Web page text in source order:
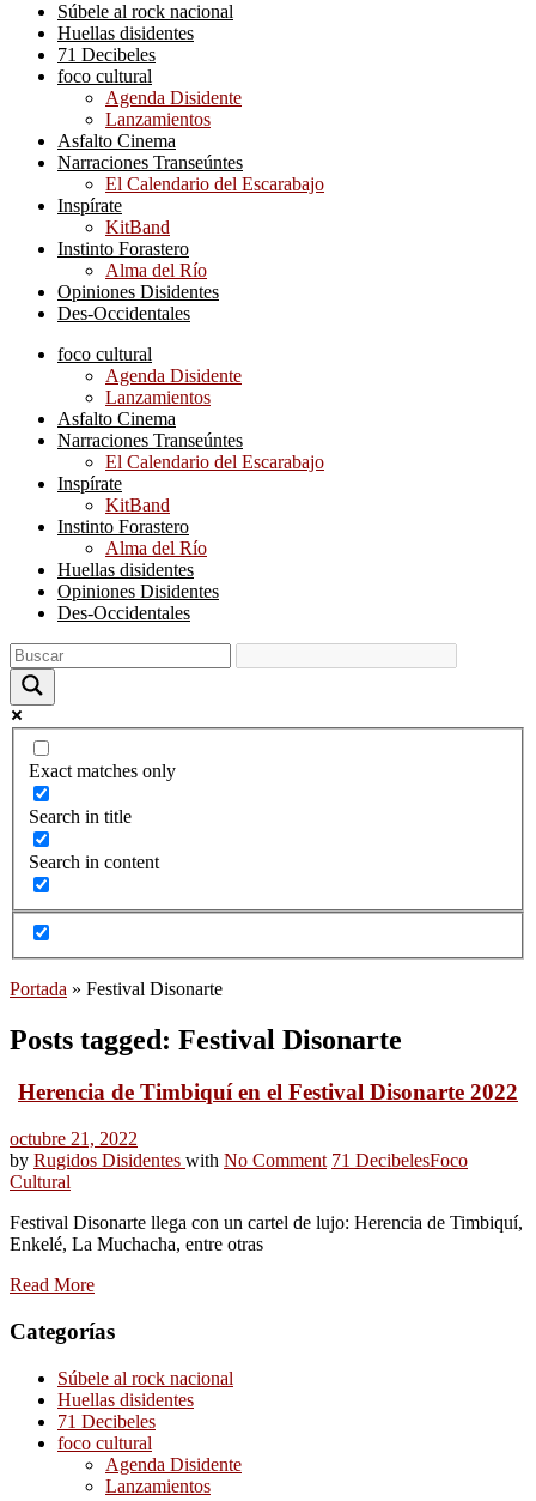
Súbele al rock nacional
Huellas disidentes
71 Decibeles
foco cultural
Agenda Disidente
Lanzamientos
Asfalto Cinema
Narraciones Transeúntes
El Calendario del Escarabajo
Inspírate
KitBand
Instinto Forastero
Alma del Río
Opiniones Disidentes
Des-Occidentales
foco cultural
Agenda Disidente
Lanzamientos
Asfalto Cinema
Narraciones Transeúntes
El Calendario del Escarabajo
Inspírate
KitBand
Instinto Forastero
Alma del Río
Huellas disidentes
Opiniones Disidentes
Des-Occidentales
Exact matches only
Search in title
Search in content
Portada » Festival Disonarte
Posts tagged: Festival Disonarte
Herencia de Timbiquí en el Festival Disonarte 2022
octubre 21, 2022
by Rugidos Disidentes with No Comment 71 DecibelesFoco
Cultural
Festival Disonarte llega con un cartel de lujo: Herencia de Timbiquí,
Enkelé, La Muchacha, entre otras
Read More
Categorías
Súbele al rock nacional
Huellas disidentes
71 Decibeles
foco cultural
Agenda Disidente
Lanzamientos